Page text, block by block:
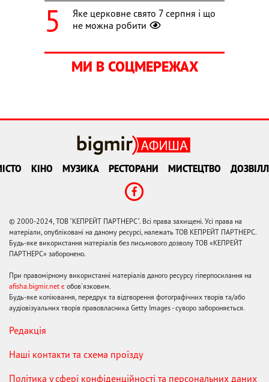
Яке церковне свято 7 серпня і що
не можна робити
МИ В СОЦМЕРЕЖАХ
КІНО МУЗИКА РЕСТОРАНИ МИСТЕЦТВО
© 2000-2024, ТОВ "КЕПРЕЙТ ПАРТНЕРС". Всі права захищені. Усі права на
матеріали, опубліковані на даному ресурсі, належать ТОВ КЕПРЕЙТ ПАРТНЕРС.
Будь-яке використання матеріалів без письмового дозволу ТОВ «КЕПРЕЙТ
ПАРТНЕРС» заборонено.
При правомірному використанні матеріалів даного ресурсу гіперпосилання на
afisha.bigmir.net є обов'язковим.
Будь-яке копіювання, передрук та відтворення фотографічних творів та/або
аудіовізуальних творів правовласника Getty Images - суворо забороняється.
Редакція
Наші контакти та схема проїзду
Політика у сфері конфіденційності та персональних даних